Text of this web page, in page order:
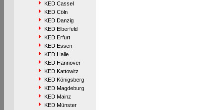
KED Cassel
KED Cöln
KED Danzig
KED Elberfeld
KED Erfurt
KED Essen
KED Halle
KED Hannover
KED Kattowitz
KED Königsberg
KED Magdeburg
KED Mainz
KED Münster